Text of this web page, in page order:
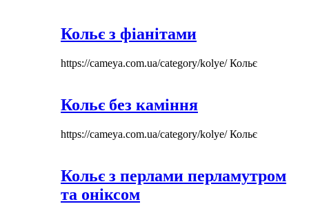
Кольє з фіанітами
https://cameya.com.ua/category/kolye/Кольє
Кольє без каміння
https://cameya.com.ua/category/kolye/Кольє
Кольє з перлами перламутром
та оніксом